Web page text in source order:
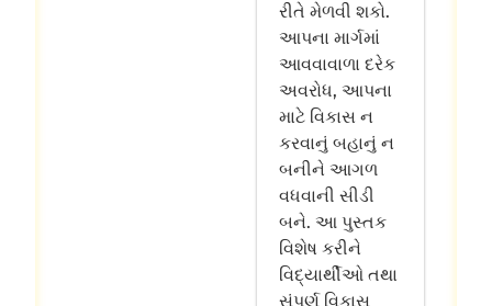
રીતે મેળવી શકો.
આપના માર્ગમાં
આવવાવાળા દરેક
અવરોધ, આપના
માટે વિકાસ ન
કરવાનું બહાનું ન
બનીને આગળ
વધવાની સીડી
બને. આ પુસ્તક
વિશેષ કરીને
વિદ્યાર્થીઓ તથા
સંપૂર્ણ વિકાસ